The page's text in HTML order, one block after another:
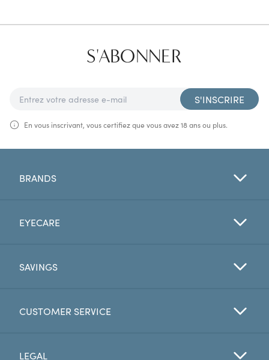
S'ABONNER
S'INSCRIRE
En vous inscrivant, vous certifiez que vous avez 18 ans ou plus.
BRANDS
EYECARE
SAVINGS
CUSTOMER SERVICE
LEGAL